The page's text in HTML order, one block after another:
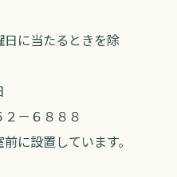
日に当たるときを除
－６８８８
に設置しています。